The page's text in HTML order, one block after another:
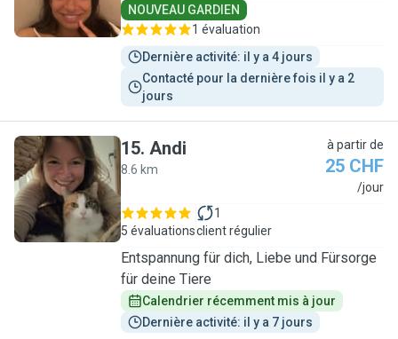
NOUVEAU GARDIEN
1 évaluation
Dernière activité: il y a 4 jours
Contacté pour la dernière fois il y a 2
jours
A
15. Andi
8.6 km
à partir de
25 CHF
/jour
5 évaluations
1
client régulier
Entspannung für dich, Liebe und Fürsorge
für deine Tiere
Calendrier récemment mis à jour
Dernière activité: il y a 7 jours